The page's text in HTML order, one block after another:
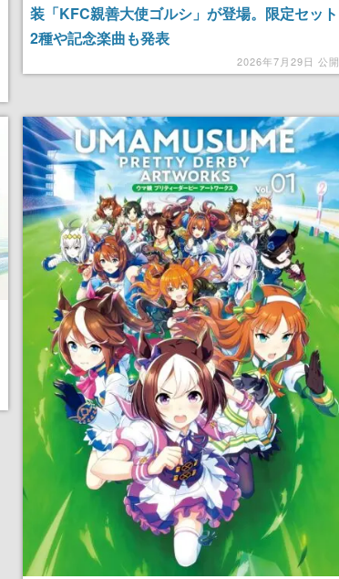
装「KFC親善大使ゴルシ」が登場。限定セット
2種や記念楽曲も発表
2026年7月29日 公開